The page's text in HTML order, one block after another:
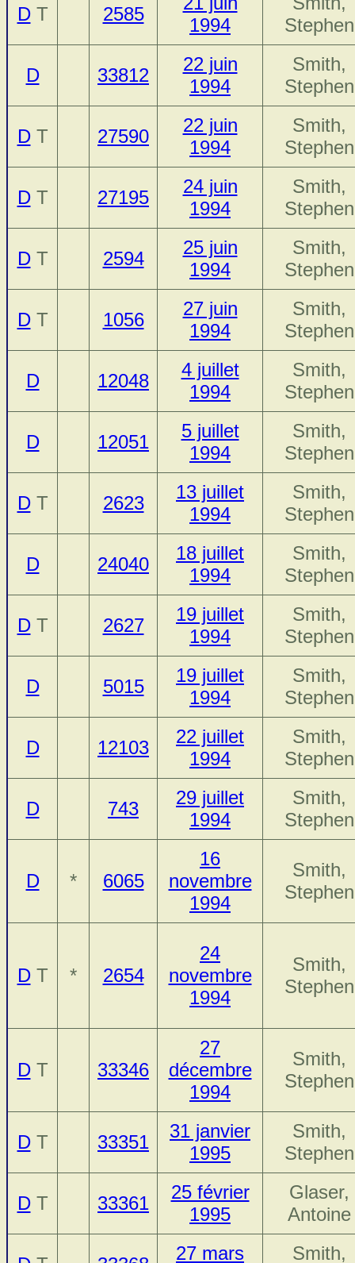
DT 2585
1994
Stephen
D 33812
22 juin
1994
Smith,
Stephen
DT 27590
22 juin
1994
Smith,
Stephen
DT 27195
24 juin
1994
Smith,
Stephen
DT 2594
25 juin
1994
Smith,
Stephen
DT 1056
27 juin
1994
Smith,
Stephen
D 12048
4 juillet
1994
Smith,
Stephen
D 12051
5 juillet
1994
Smith,
Stephen
DT 2623
13 juillet
1994
Smith,
Stephen
D 24040
18 juillet
1994
Smith,
Stephen
DT 2627
19 juillet
1994
Smith,
Stephen
D 5015
19 juillet
1994
Smith,
Stephen
D 12103
22 juillet
1994
Smith,
Stephen
D 743
29 juillet
1994
Smith,
Stephen
D * 6065
16
novembre
1994
Smith,
Stephen
DT * 2654
24
novembre
1994
Smith,
Stephen
DT 33346
27
décembre
1994
Smith,
Stephen
DT 33351
31 janvier
1995
Smith,
Stephen
DT 33361
25 février
1995
Glaser,
Antoine
27 mars Smith,